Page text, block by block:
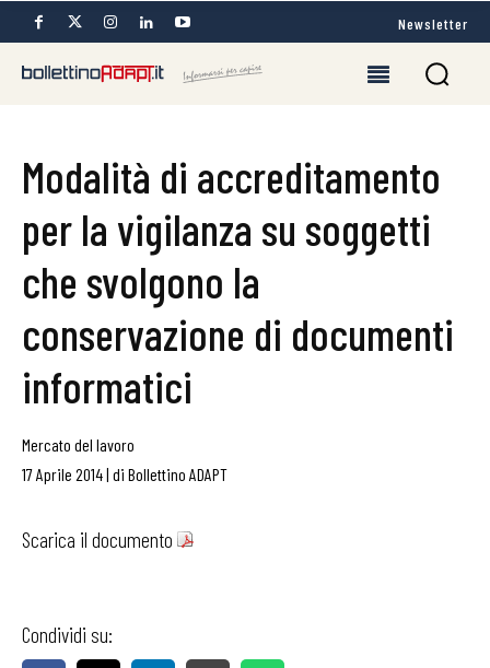
Newsletter
Modalità di accreditamento
per la vigilanza su soggetti
che svolgono la
conservazione di documenti
informatici
Mercato del lavoro
17 Aprile 2014| di Bollettino ADAPT
Scarica il documento
Condividi su: